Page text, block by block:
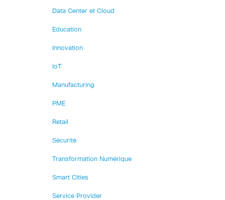
Data Center et Cloud
Education
Innovation
IoT
Manufacturing
PME
Retail
Sécurité
Transformation Numérique
Smart Cities
Service Provider